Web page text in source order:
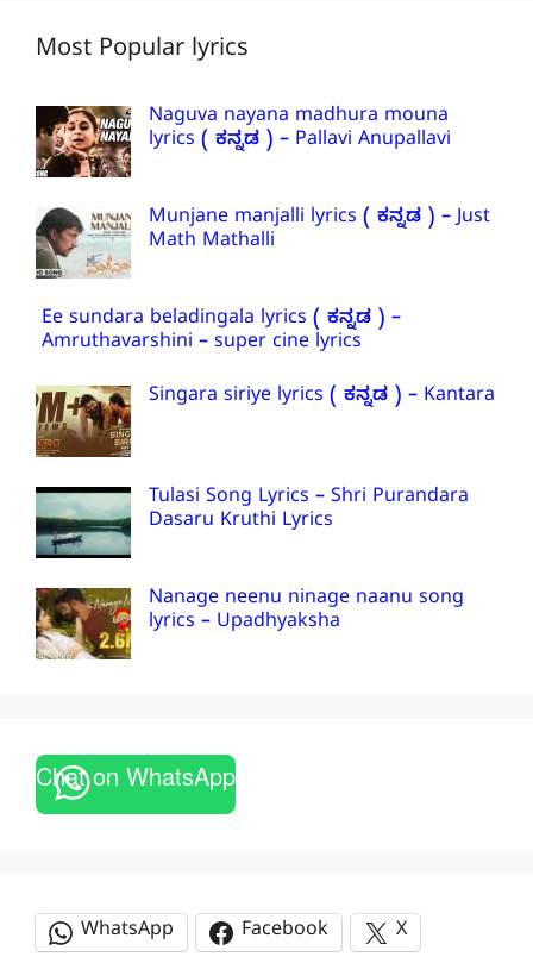
Most Popular lyrics
Naguva nayana madhura mouna
lyrics ( ಕನ್ನಡ ) – Pallavi Anupallavi
Munjane manjalli lyrics ( ಕನ್ನಡ ) – Just
Math Mathalli
Ee sundara beladingala lyrics ( ಕನ್ನಡ ) –
Amruthavarshini – super cine lyrics
Singara siriye lyrics ( ಕನ್ನಡ ) – Kantara
Tulasi Song Lyrics – Shri Purandara
Dasaru Kruthi Lyrics
Nanage neenu ninage naanu song
lyrics – Upadhyaksha
Chat on WhatsApp
WhatsApp Facebook X